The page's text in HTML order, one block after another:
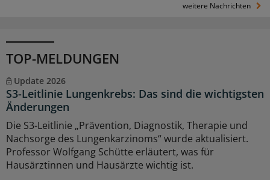
weitere Nachrichten
TOP-MELDUNGEN
Update 2026
S3-Leitlinie Lungenkrebs: Das sind die wichtigsten
Änderungen
Die S3-Leitlinie „Prävention, Diagnostik, Therapie und
Nachsorge des Lungenkarzinoms“ wurde aktualisiert.
Professor Wolfgang Schütte erläutert, was für
Hausärztinnen und Hausärzte wichtig ist.